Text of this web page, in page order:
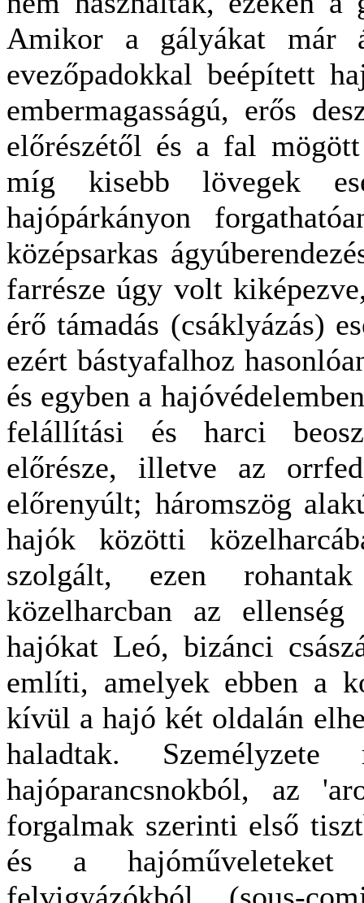
Amikor a gályákat már
evezőpadokkal beépített
embermagasságú, erős
előrészétől és a fal
míg kisebb lövegek
hajópárkányon
középsarkas
farrésze úgy volt
érő támadás (csáklyázás)
ezért bástyafalhoz
és egyben a
felállítási és harci
előrésze, illetve az
előrenyúlt; háromszög
hajók közötti
szolgált, ezen
közelharcban az
hajókat Leó, bizánci
említi, amelyek ebben a
kívül a hajó két oldalán
haladtak.
hajóparancsnokból, az
forgalmak szerinti első
és a